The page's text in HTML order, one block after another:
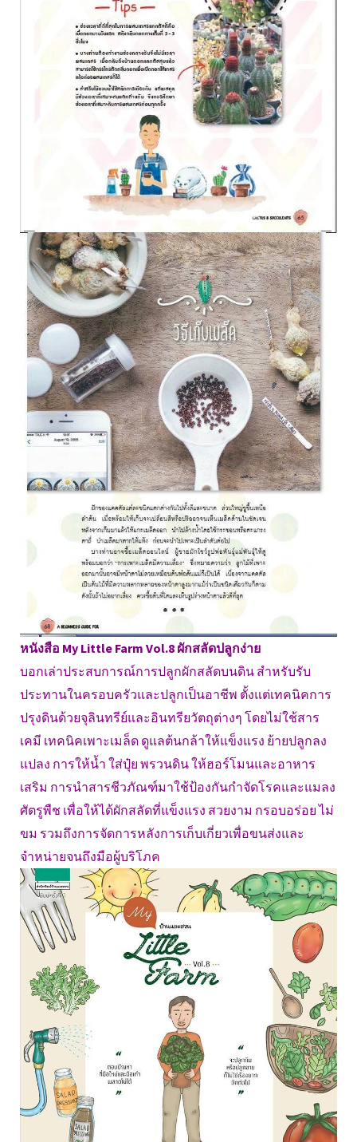
หนังสือ My Little Farm Vol.8 ผักสลัดปลูกง่าย
บอกเล่าประสบการณ์การปลูกผักสลัดบนดิน สำหรับรับ
ประทานในครอบครัวและปลูกเป็นอาชีพ ตั้งแต่เทคนิคการ
ปรุงดินด้วยจุลินทรีย์และอินทรียวัตถุต่างๆ โดยไม่ใช้สาร
เคมี เทคนิคเพาะเมล็ด ดูแลต้นกล้าให้แข็งแรง ย้ายปลูกลง
แปลง การให้น้ำ ใส่ปุ๋ย พรวนดิน ให้ฮอร์โมนและอาหาร
เสริม การนำสารชีวภัณฑ์มาใช้ป้องกันกำจัดโรคและแมลง
ศัตรูพืช เพื่อให้ได้ผักสลัดที่แข็งแรง สวยงาม กรอบอร่อย ไม่
ขม รวมถึงการจัดการหลังการเก็บเกี่ยวเพื่อขนส่งและ
จำหน่ายจนถึงมือผู้บริโภค